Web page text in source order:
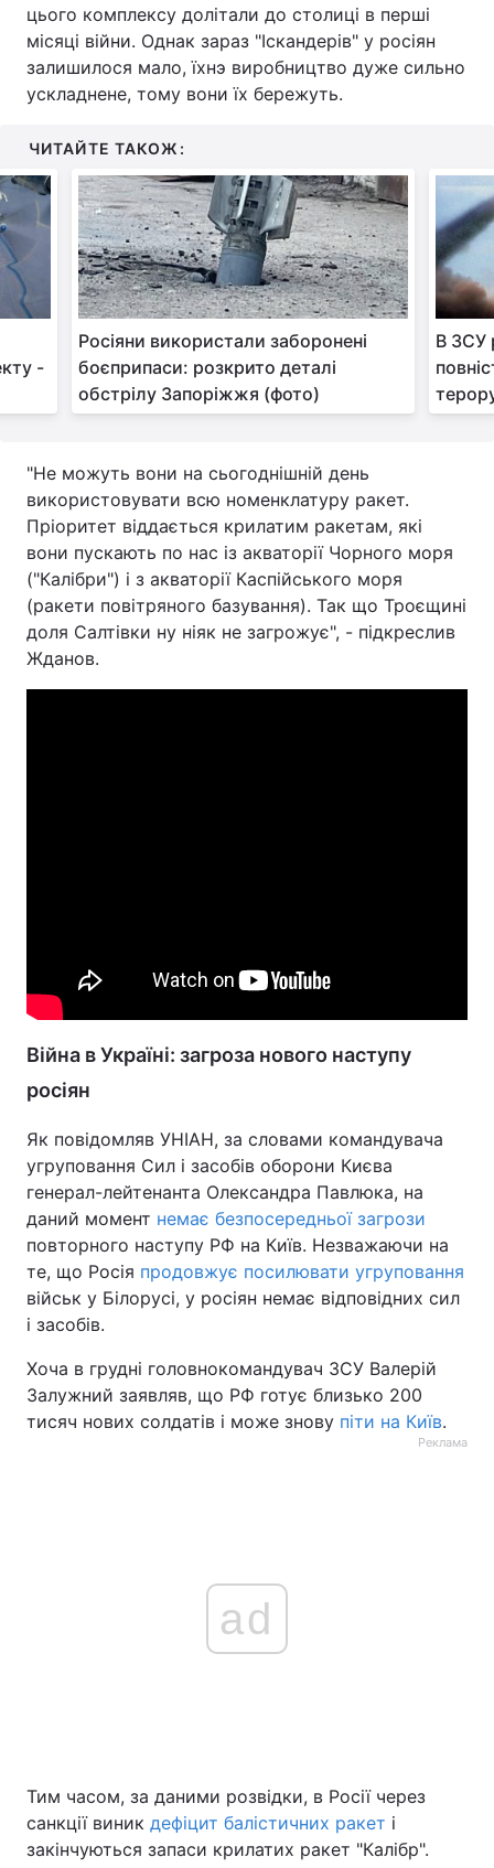
цього комплексу долітали до столиці в перші
місяці війни. Однак зараз "Іскандерів" у росіян
залишилося мало, їхнэ виробництво дуже сильно
ускладнене, тому вони їх бережуть.
ЧИТАЙТЕ ТАКОЖ:
-
Росіяни використали заборонені
боєприпаси: розкрито деталі
обстрілу Запоріжжя (фото)
В ЗСУ
"Не можуть вони на сьогоднішній день
використовувати всю номенклатуру ракет.
Пріоритет віддається крилатим ракетам, які
вони пускають по нас із акваторії Чорного моря
("Калібри") і з акваторії Каспійського моря
(ракети повітряного базування). Так що Троєщині
доля Салтівки ну ніяк не загрожує", - підкреслив
Жданов.
Війна в Україні: загроза нового наступу
росіян
Як повідомляв УНІАН, за словами командувача
угруповання Сил і засобів оборони Києва
генерал-лейтенанта Олександра Павлюка, на
даний момент немає безпосередньої загрози
повторного наступу РФ на Київ. Незважаючи на
те, що Росія продовжує посилювати угруповання
військ у Білорусі, у росіян немає відповідних сил
і засобів.
Хоча в грудні головнокомандувач ЗСУ Валерій
Залужний заявляв, що РФ готує близько 200
тисяч нових солдатів і може знову піти на Київ.
Реклама
ad
Тим часом, за даними розвідки, в Росії через
санкції виник дефіцит балістичних ракет і
закінчуються запаси крилатих ракет "Калібр".